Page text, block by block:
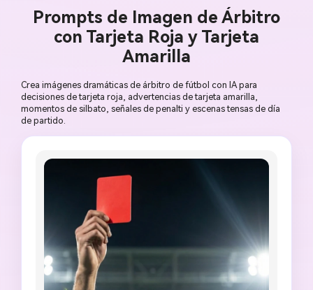
Prompts de Imagen de Árbitro
con Tarjeta Roja y Tarjeta
Amarilla
Crea imágenes dramáticas de árbitro de fútbol con IA para
decisiones de tarjeta roja, advertencias de tarjeta amarilla,
momentos de silbato, señales de penalti y escenas tensas de día
de partido.